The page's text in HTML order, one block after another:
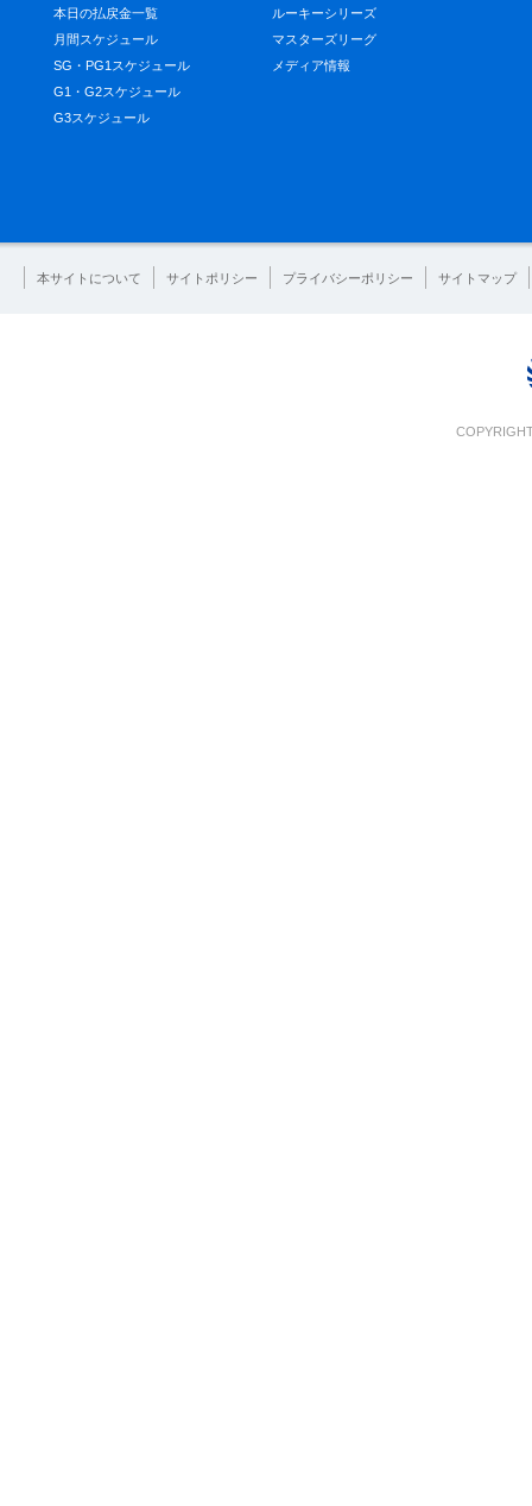
本日の払戻金一覧
月間スケジュール
SG・PG1スケジュール
G1・G2スケジュール
G3スケジュール
ルーキーシリーズ
マスターズリーグ
メディア情報
本サイトについて サイトポリシー プライバシーポリシー サイトマップ